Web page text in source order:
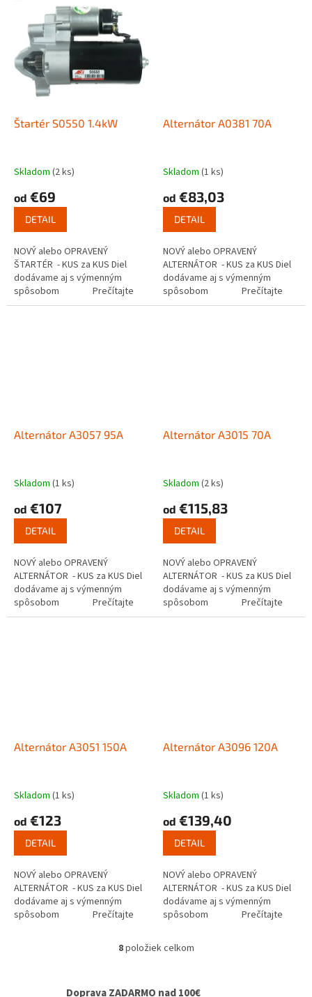
Štartér S0550 1.4kW
Skladom (2 ks)
od €69
DETAIL
NOVÝ alebo OPRAVENÝ
ŠTARTÉR - KUS za KUS Diel
dodávame aj s výmenným
spôsobom Prečítajte
si ako funguje...
Alternátor A0381 70A
Skladom (1 ks)
od €83,03
DETAIL
NOVÝ alebo OPRAVENÝ
ALTERNÁTOR - KUS za KUS Diel
dodávame aj s výmenným
spôsobom Prečítajte
si ako...
Alternátor A3057 95A
Skladom (1 ks)
od €107
DETAIL
NOVÝ alebo OPRAVENÝ
ALTERNÁTOR - KUS za KUS Diel
dodávame aj s výmenným
spôsobom Prečítajte
si ako...
Alternátor A3015 70A
Skladom (2 ks)
od €115,83
DETAIL
NOVÝ alebo OPRAVENÝ
ALTERNÁTOR - KUS za KUS Diel
dodávame aj s výmenným
spôsobom Prečítajte
si ako...
Alternátor A3051 150A
Skladom (1 ks)
od €123
DETAIL
NOVÝ alebo OPRAVENÝ
ALTERNÁTOR - KUS za KUS Diel
dodávame aj s výmenným
spôsobom Prečítajte
Alternátor A3096 120A
Skladom (1 ks)
od €139,40
DETAIL
NOVÝ alebo OPRAVENÝ
ALTERNÁTOR - KUS za KUS Diel
dodávame aj s výmenným
spôsobom Prečítajte
O
á
8položiek celkom
Doprava ZADARMO nad 100€